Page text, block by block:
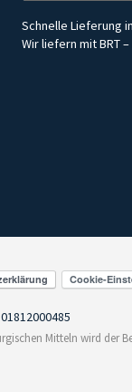
Schnelle Lieferung
Wir liefern mit BRT
Cookie-
Mitteln wird der